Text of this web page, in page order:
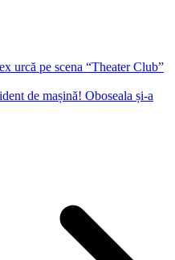
urcă pe scena “Theater Club”
de mașină! Oboseala și-a